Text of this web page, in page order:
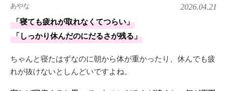
あやな 2026.04.21
「寝ても疲れが取れなくてつらい」
「しっかり休んだのにだるさが残る」
ちゃんと寝たはずなのに朝から体が重かったり、休んでも疲
れが抜けないとしんどいですよね。